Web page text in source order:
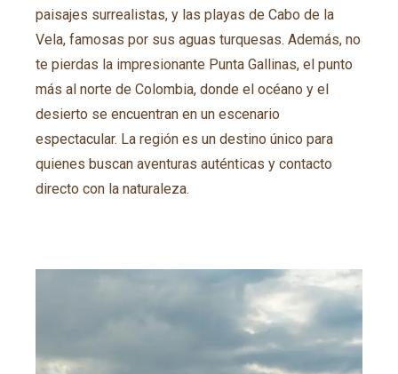
paisajes surrealistas, y las playas de Cabo de la
Vela, famosas por sus aguas turquesas. Además, no
te pierdas la impresionante Punta Gallinas, el punto
más al norte de Colombia, donde el océano y el
desierto se encuentran en un escenario
espectacular. La región es un destino único para
quienes buscan aventuras auténticas y contacto
directo con la naturaleza.